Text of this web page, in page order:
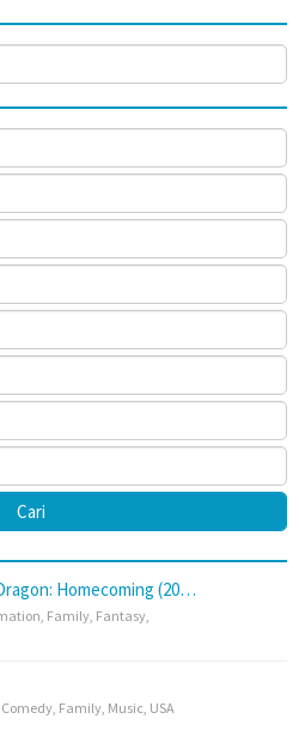
Homecoming (20…
Family Fantasy
Comedy Family Music USA